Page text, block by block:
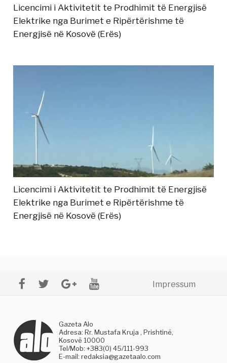
Licencimi i Aktivitetit te Prodhimit të Energjisë
Elektrike nga Burimet e Ripërtërishme të
Energjisë në Kosovë (Erës)
Licencimi i Aktivitetit te Prodhimit të Energjisë
Elektrike nga Burimet e Ripërtërishme të
Energjisë në Kosovë (Erës)
Impressum
Gazeta Alo
Adresa: Rr. Mustafa Kruja , Prishtinë,
Kosovë 10000
Tel/Mob: +383(0) 45/111-993
E-mail:redaksia@gazetaalo.com